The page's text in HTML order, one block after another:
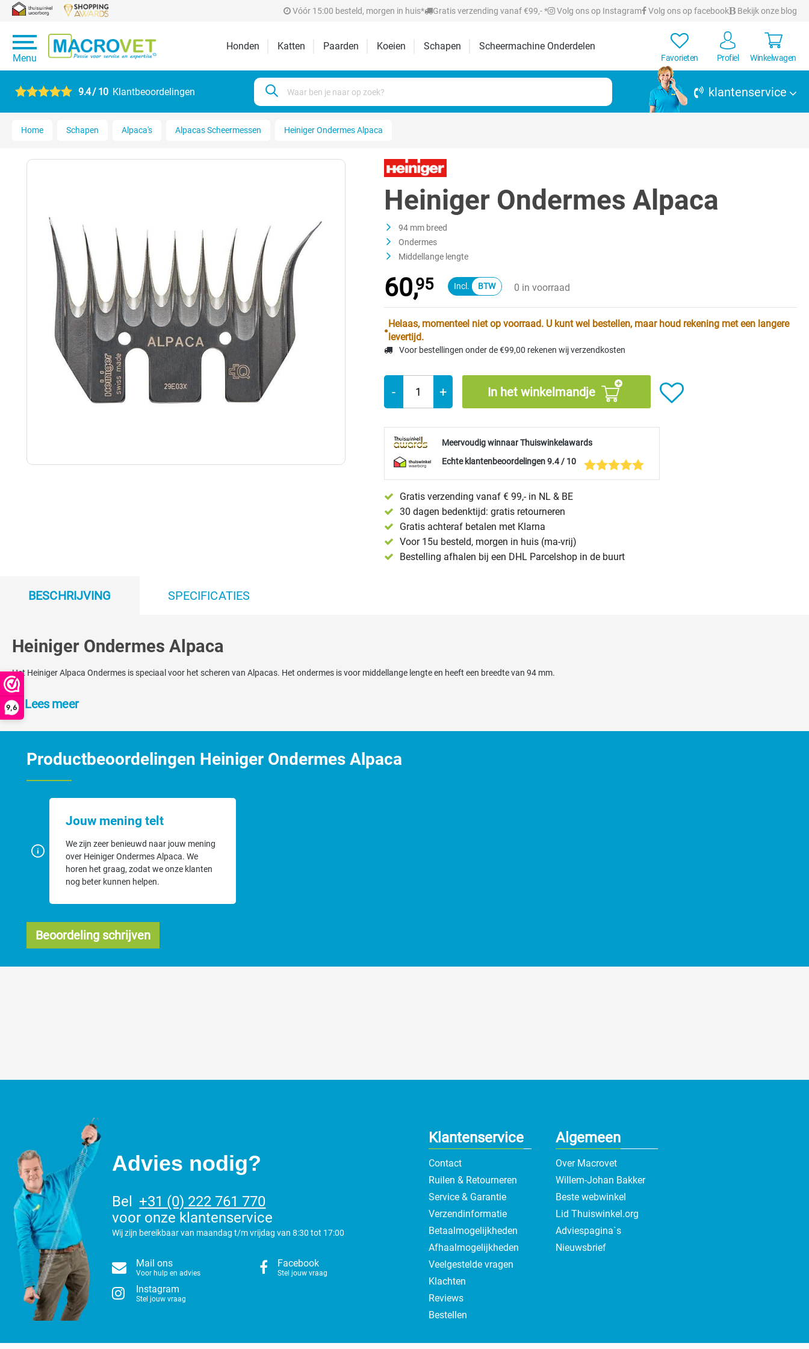
9,6
Vóór 15:00 besteld, morgen in huis* Gratis verzending vanaf €99,- * Volg ons op Instagram Volg ons op facebook Bekijk onze blog
Menu
Honden Katten Paarden Koeien Schapen Scheermachine Onderdelen
Favorieten Profiel Winkelwagen
9.4 / 10 Klantbeoordelingen klantenservice
Home Schapen Alpaca's Alpacas Scheermessen Heiniger Ondermes Alpaca
Heiniger Ondermes Alpaca
94 mm breed
Ondermes
Middellange lengte
60,95 0 in voorraad
Helaas, momenteel niet op voorraad. U kunt wel bestellen, maar houd rekening met een langere
levertijd.
Voor bestellingen onder de €99,00 rekenen wij verzendkosten
- + In het winkelmandje
Meervoudig winnaar Thuiswinkelawards
Echte klantenbeoordelingen 9.4 / 10
Gratis verzending vanaf € 99,- in NL & BE
30 dagen bedenktijd: gratis retourneren
Gratis achteraf betalen met Klarna
Voor 15u besteld, morgen in huis (ma-vrij)
Bestelling afhalen bij een DHL Parcelshop in de buurt
BESCHRIJVING SPECIFICATIES
Heiniger Ondermes Alpaca
Het Heiniger Alpaca Ondermes is speciaal voor het scheren van Alpacas. Het ondermes is voor middellange lengte en heeft een breedte van 94 mm.
Lees meer
Productbeoordelingen Heiniger Ondermes Alpaca
Jouw mening telt
We zijn zeer benieuwd naar jouw mening
over Heiniger Ondermes Alpaca. We
horen het graag, zodat we onze klanten
nog beter kunnen helpen.
Beoordeling schrijven
Klantenservice
Contact
Ruilen & Retourneren
Service & Garantie
Verzendinformatie
Betaalmogelijkheden
Afhaalmogelijkheden
Veelgestelde vragen
Klachten
Reviews
Bestellen
Algemeen
Over Macrovet
Willem-Johan Bakker
Beste webwinkel
Lid Thuiswinkel.org
Adviespagina`s
Nieuwsbrief
Advies nodig?
Bel
+31 (0) 222 761 770
voor onze klantenservice
Wij zijn bereikbaar van maandag t/m vrijdag van 8:30 tot 17:00
Mail ons
Voor hulp en advies
Facebook
Stel jouw vraag
Instagram
Stel jouw vraag